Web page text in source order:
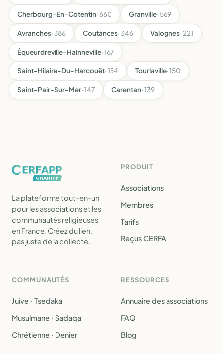
Cherbourg-En-Cotentin· 660 Granville· 569
Avranches· 386 Coutances· 346 Valognes· 221
Équeurdreville-Hainneville· 167
Saint-Hilaire-Du-Harcouët· 154 Tourlaville· 150
Saint-Pair-Sur-Mer· 147 Carentan· 139
La plateforme tout-en-un
pour les associations et les
communautés religieuses
en France. Créez du lien,
pas juste de la collecte.
PRODUIT
Associations
Membres
Tarifs
Reçus CERFA
COMMUNAUTÉS
Juive · Tsedaka
Musulmane · Sadaqa
Chrétienne · Denier
RESSOURCES
Annuaire des associations
FAQ
Blog